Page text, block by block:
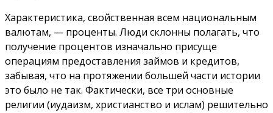
Характеристика, свойственная всем национальным
валютам, — проценты. Люди склонны полагать, что
получение процентов изначально присуще
операциям предоставления займов и кредитов,
забывая, что на протяжении большей части истории
это было не так. Фактически, все три основные
религии (иудаизм, христианство и ислам) решительно